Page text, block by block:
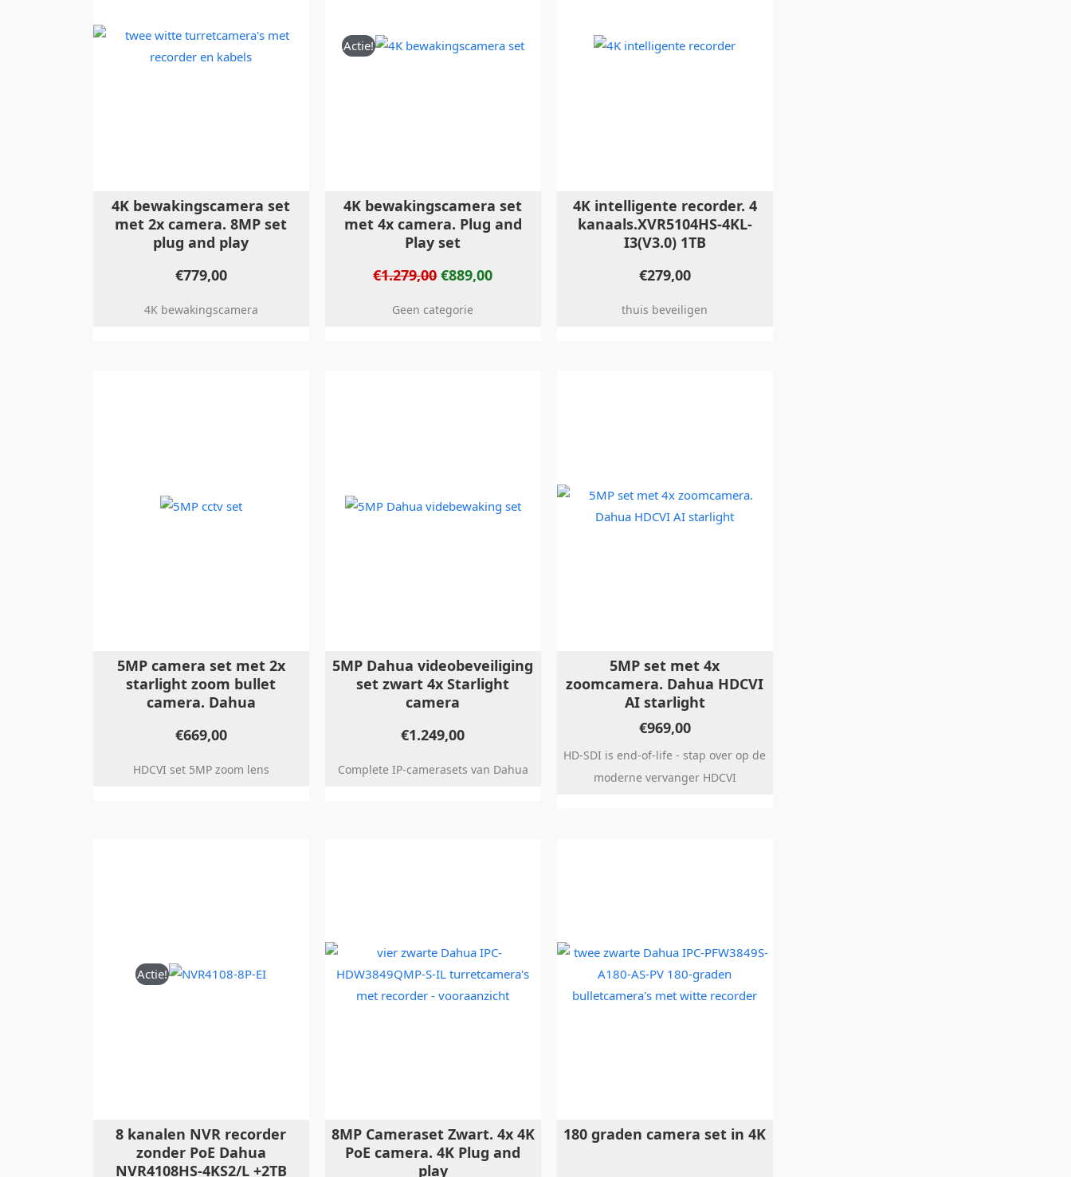
4K bewakingscamera set
met 2x camera. 8MP set
plug and play
€779,00
4K bewakingscamera
Actie!
4K bewakingscamera set
met 4x camera. Plug and
Play set
€1.279,00 €889,00
Geen categorie
4K intelligente recorder. 4
kanaals.XVR5104HS-4KL-
I3(V3.0) 1TB
€279,00
thuis beveiligen
5MP camera set met 2x
starlight zoom bullet
camera. Dahua
€669,00
HDCVI set 5MP zoom lens
5MP Dahua videobeveiliging
set zwart 4x Starlight
camera
€1.249,00
Complete IP-camerasets van Dahua
5MP set met 4x
zoomcamera. Dahua HDCVI
AI starlight
€969,00
HD-SDI is end-of-life - stap over op de
moderne vervanger HDCVI
Actie!
8 kanalen NVR recorder
zonder PoE Dahua
NVR4108HS-4KS2/L +2TB
8MP Cameraset Zwart. 4x 4K
PoE camera. 4K Plug and
play
180 graden camera set in 4K